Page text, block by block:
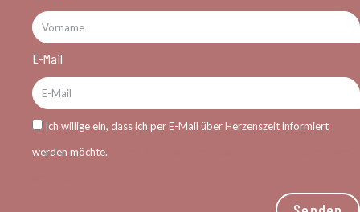
E-Mail
Ich willige ein, dass ich per E-Mail über Herzenszeit informiert
werden möchte.